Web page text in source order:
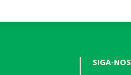
SIGA-NOS